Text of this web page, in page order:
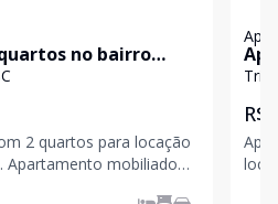
no bairro
2 quartos para locação
R$